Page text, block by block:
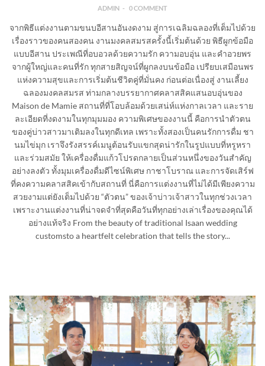
ADMIN 0 COMMENT
จากพิธีแต่งงานตามขนบอีสานอันงดงาม สู่การเฉลิมฉลองที่เต็มไปด้วย
เรื่องราวของคนสองคน งานมงคลสมรสครั้งนี้เริ่มต้นด้วย พิธีผูกข้อมือ
แบบอีสาน ประเพณีที่อบอวลด้วยความรัก ความอบอุ่น และคำอวยพร
จากผู้ใหญ่และคนที่รัก ทุกสายสิญจน์ที่ผูกลงบนข้อมือ เปรียบเสมือนพร
แห่งความสุขและการเริ่มต้นชีวิตคู่ที่มั่นคง ก่อนต่อเนื่องสู่ งานเลี้ยง
ฉลองมงคลสมรส ท่ามกลางบรรยากาศคลาสสิคแสนอบอุ่นของ
Maison de Mamie สถานที่ที่โอบล้อมด้วยเสน่ห์แห่งกาลเวลา และราย
ละเอียดที่งดงามในทุกมุมมอง ความพิเศษของงานนี้ คือการนำตัวตน
ของคู่บ่าวสาวมาเติมลงในทุกดีเทล เพราะทั้งสองเป็นคนรักการดื่ม ชา
นมไข่มุก เราจึงรังสรรค์เมนูต้อนรับแขกสุดน่ารักในรูปแบบที่หรูหรา
และร่วมสมัย ให้เครื่องดื่มแก้วโปรดกลายเป็นส่วนหนึ่งของวันสำคัญ
อย่างลงตัว ทั้งมุมเครื่องดื่มดีไซน์พิเศษ กาชาโบราณ และการจัดเสิร์ฟ
ที่คงความคลาสสิคเข้ากับสถานที่ นี่คือการแต่งงานที่ไม่ได้มีเพียงความ
สวยงามแต่ยังเต็มไปด้วย “ตัวตน” ของเจ้าบ่าวเจ้าสาวในทุกช่วงเวลา
เพราะงานแต่งงานที่น่าจดจำที่สุดคือวันที่ทุกอย่างเล่าเรื่องของคุณได้
อย่างแท้จริง From the beauty of traditional Isaan wedding
customsto a heartfelt celebration that tells the story...